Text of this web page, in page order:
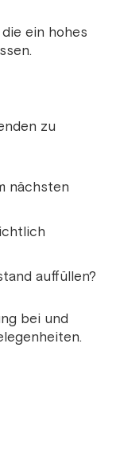
ein hohes
zu
nächsten
auffüllen?
bei und